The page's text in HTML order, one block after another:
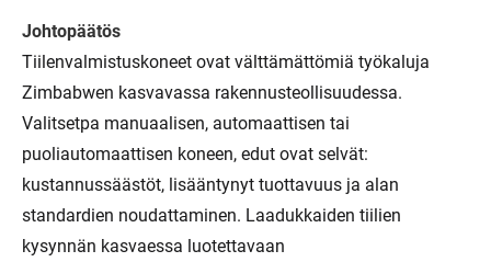
Johtopäätös
Tiilenvalmistuskoneet ovat välttämättömiä työkaluja
Zimbabwen kasvavassa rakennusteollisuudessa.
Valitsetpa manuaalisen, automaattisen tai
puoliautomaattisen koneen, edut ovat selvät:
kustannussäästöt, lisääntynyt tuottavuus ja alan
standardien noudattaminen. Laadukkaiden tiilien
kysynnän kasvaessa luotettavaan